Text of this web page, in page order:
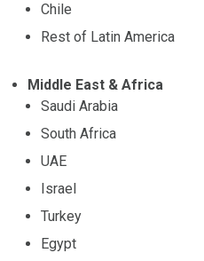
Chile
Rest of Latin America
Middle East & Africa
Saudi Arabia
South Africa
UAE
Israel
Turkey
Egypt